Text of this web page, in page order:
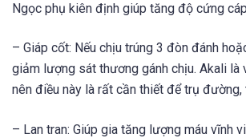
Ngọc phụ kiên định giúp tăng độ cứng
– Giáp cốt: Nếu chịu trúng 3 đòn đánh
giảm lượng sát thương gánh chịu. Akali là
nên điều này là rất cần thiết để trụ đường,
– Lan tran: Giúp gia tăng lượng máu vĩnh